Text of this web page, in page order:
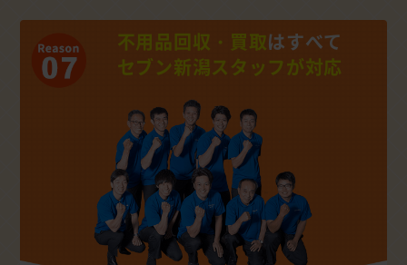
不用品回収・買取はすべて
セブン新潟スタッフが対応